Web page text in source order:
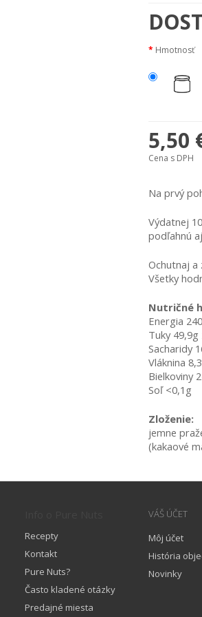
Hmotnosť
5,50
Cena s DPH
Na prvý
Výdatnej
podľahnú
Ochutnaj a
Všetky
Nutričné
Energia
Tuky
Sacharidy
Vláknina
Bielkoviny
Soľ <0,1g
Zloženie:
jemne
(kakaové
Recepty
Kontakt
Pure Nuts?
Často kladené otázky
Predajné miesta
VÁŠ ÚČET
Môj účet
História
Novinky